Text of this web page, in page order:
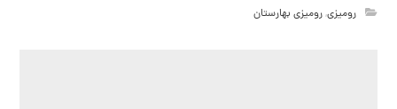
رومیزی,رومیزی بهارستان